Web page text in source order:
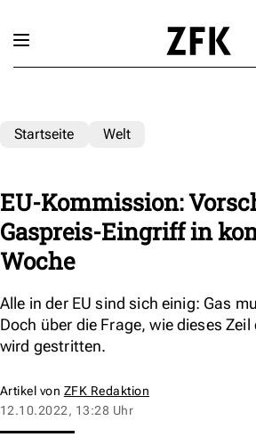
Startseite Welt
EU-Kommission:
Gaspreis-Eingriff in
Woche
Alle in der EU sind sich einig: Gas
Doch über die Frage, wie dieses
wird gestritten.
Artikel von ZFK Redaktion
12.10.2022, 13:28 Uhr